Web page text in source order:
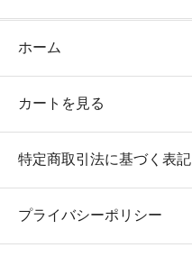
ホーム
カートを見る
特定商取引法に基づく表記
プライバシーポリシー